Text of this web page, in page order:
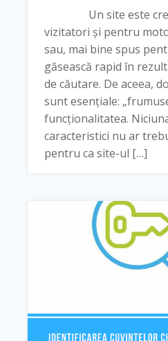
Un site este
vizitatori și pentru
sau, mai bine spus
găsească rapid în
de căutare. De aceea,
sunt esențiale:
funcționalitatea.
caracteristici nu ar
pentru ca site-ul […]